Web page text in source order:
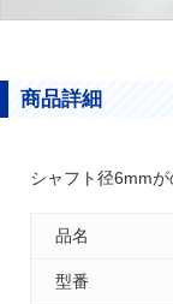
商品詳細
シャフト径6mm
品名
型番